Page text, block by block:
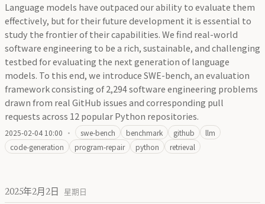
Language models have outpaced our ability to evaluate them
effectively, but for their future development it is essential to
study the frontier of their capabilities. We find real-world
software engineering to be a rich, sustainable, and challenging
testbed for evaluating the next generation of language
models. To this end, we introduce SWE-bench, an evaluation
framework consisting of 2,294 software engineering problems
drawn from real GitHub issues and corresponding pull
requests across 12 popular Python repositories.
2025-02-04 10:00 · swe-bench benchmark github
llm
code-generation
program-repair python retrieval
2025年2月2日 星期日